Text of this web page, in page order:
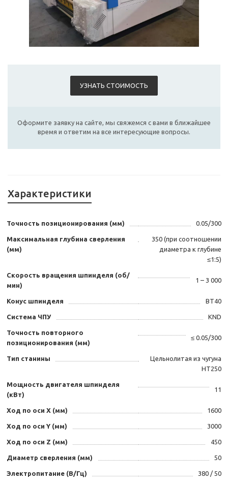
УЗНАТЬ СТОИМОСТЬ
Оформите заявку на сайте, мы свяжемся с вами в ближайшее
время и ответим на все интересующие вопросы.
Характеристики
Точность позиционирования (мм) 0.05/300
Максимальная глубина сверления
(мм)
350 (при соотношении
диаметра к глубине
≤1:5)
Скорость вращения шпинделя (об/
мин)
1 – 3 000
Конус шпинделя BT40
Система ЧПУ KND
Точность повторного
позиционирования (мм)
≤ 0.05/300
Тип станины
Цельнолитая из чугуна
HT250
Мощность двигателя шпинделя
(кВт)
11
Ход по оси X (мм) 1600
Ход по оси Y (мм) 3000
Ход по оси Z (мм) 450
Диаметр сверления (мм) 50
Электропитание (В/Гц) 380 / 50